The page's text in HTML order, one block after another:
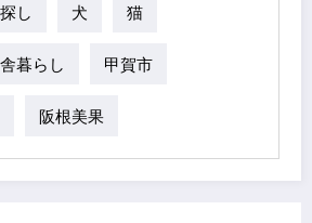
し 犬 猫
暮らし 甲賀市
阪根美果